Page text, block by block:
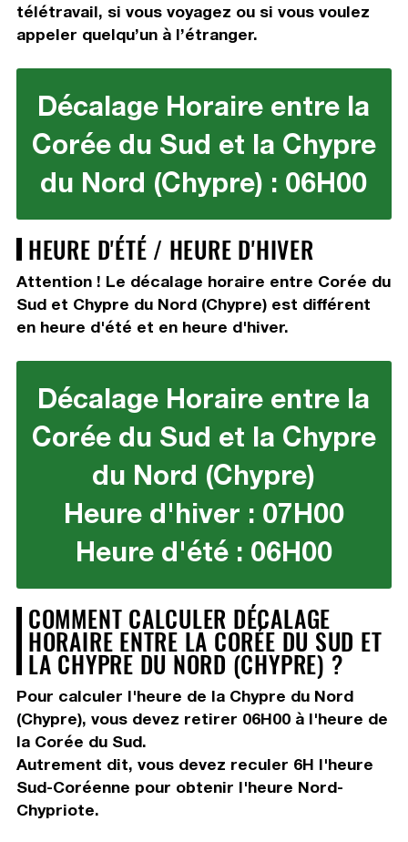
télétravail, si vous voyagez ou si vous voulez
appeler quelqu’un à l’étranger.
Décalage Horaire entre la
Corée du Sud et la Chypre
du Nord (Chypre) : 06H00
HEURE D'ÉTÉ / HEURE D'HIVER
Attention ! Le décalage horaire entre Corée du
Sud et Chypre du Nord (Chypre) est différent
en heure d'été et en heure d'hiver.
Décalage Horaire entre la
Corée du Sud et la Chypre
du Nord (Chypre)
Heure d'hiver : 07H00
Heure d'été : 06H00
COMMENT CALCULER DÉCALAGE
HORAIRE ENTRE LA CORÉE DU SUD ET
LA CHYPRE DU NORD (CHYPRE) ?
Pour calculer l'heure de la Chypre du Nord
(Chypre), vous devez retirer 06H00à l'heure de
la Corée du Sud.
Autrement dit, vous devez reculer 6H l'heure
Sud-Coréenne pour obtenir l'heure Nord-
Chypriote.